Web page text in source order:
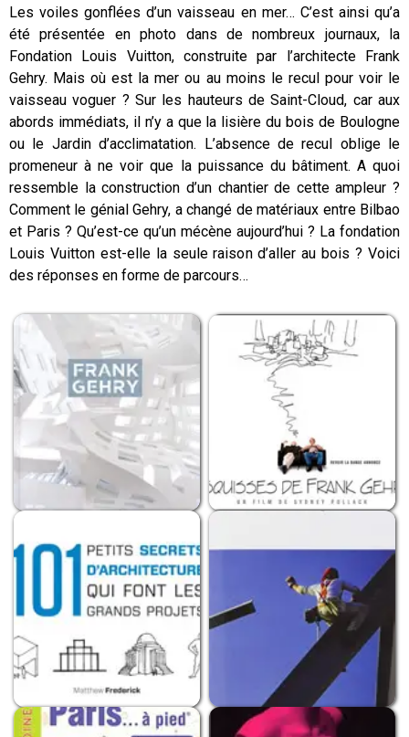
Les voiles gonflées d’un vaisseau en mer… C’est ainsi qu’a
été présentée en photo dans de nombreux journaux, la
Fondation Louis Vuitton, construite par l’architecte Frank
Gehry. Mais où est la mer ou au moins le recul pour voir le
vaisseau voguer ? Sur les hauteurs de Saint-Cloud, car aux
abords immédiats, il n’y a que la lisière du bois de Boulogne
ou le Jardin d’acclimatation. L’absence de recul oblige le
promeneur à ne voir que la puissance du bâtiment. A quoi
ressemble la construction d’un chantier de cette ampleur ?
Comment le génial Gehry, a changé de matériaux entre Bilbao
et Paris ? Qu’est-ce qu’un mécène aujourd’hui ? La fondation
Louis Vuitton est-elle la seule raison d’aller au bois ? Voici
des réponses en forme de parcours…